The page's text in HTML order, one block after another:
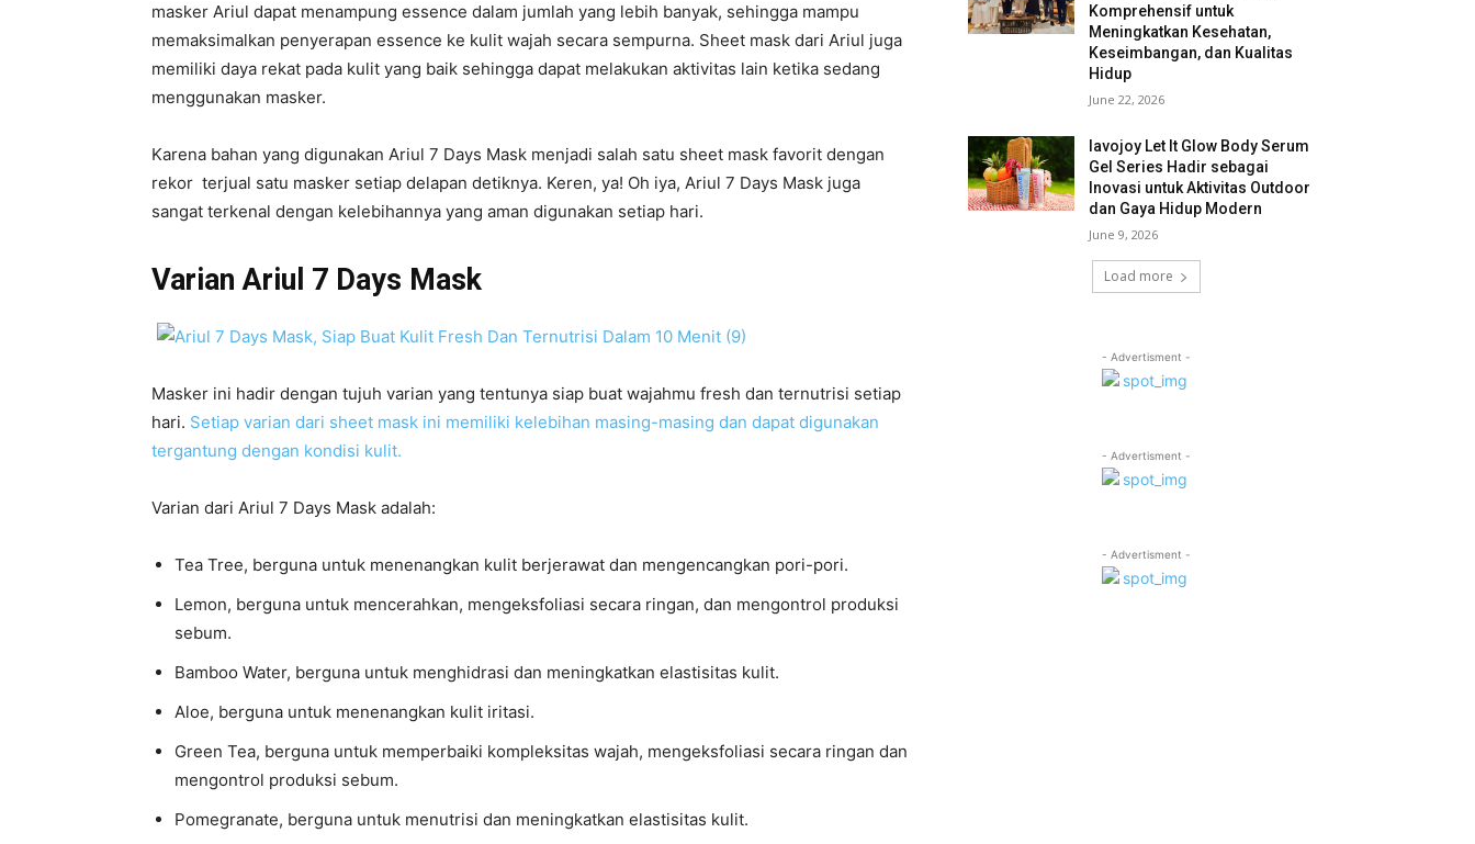
masker Ariul dapat menampung essence dalam jumlah yang lebih banyak, sehingga mampu
memaksimalkan penyerapan essence ke kulit wajah secara sempurna. Sheet mask dari Ariul juga
memiliki daya rekat pada kulit yang baik sehingga dapat melakukan aktivitas lain ketika sedang
menggunakan masker.
Karena bahan yang digunakan Ariul 7 Days Mask menjadi salah satu sheet mask favorit dengan
rekor terjual satu masker setiap delapan detiknya. Keren, ya! Oh iya, Ariul 7 Days Mask juga
sangat terkenal dengan kelebihannya yang aman digunakan setiap hari.
Varian Ariul 7 Days Mask
Masker ini hadir dengan tujuh varian yang tentunya siap buat wajahmu fresh dan ternutrisi setiap
hari. Setiap varian dari sheet mask ini memiliki kelebihan masing-masing dan dapat digunakan
tergantung dengan kondisi kulit.
Varian dari Ariul 7 Days Mask adalah:
Tea Tree, berguna untuk menenangkan kulit berjerawat dan mengencangkan pori-pori.
Lemon, berguna untuk mencerahkan, mengeksfoliasi secara ringan, dan mengontrol produksi
sebum.
Bamboo Water, berguna untuk menghidrasi dan meningkatkan elastisitas kulit.
Aloe, berguna untuk menenangkan kulit iritasi.
Green Tea, berguna untuk memperbaiki kompleksitas wajah, mengeksfoliasi secara ringan dan
mengontrol produksi sebum.
Pomegranate, berguna untuk menutrisi dan meningkatkan elastisitas kulit.
Komprehensif untuk
Meningkatkan Kesehatan,
Keseimbangan, dan Kualitas
Hidup
June 22, 2026
lavojoy Let It Glow Body Serum
Gel Series Hadir sebagai
Inovasi untuk Aktivitas Outdoor
dan Gaya Hidup Modern
June 9, 2026
Load more
- Advertisment -
- Advertisment -
- Advertisment -